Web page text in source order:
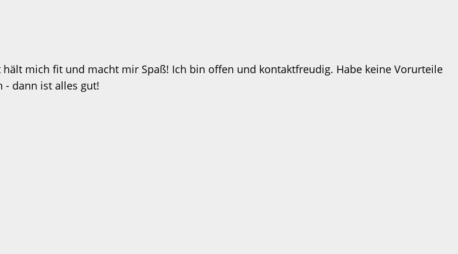
mich fit und macht mir Spaß! Ich bin offen und kontaktfreudig. Habe keine Vorurteile
- dann ist alles gut!